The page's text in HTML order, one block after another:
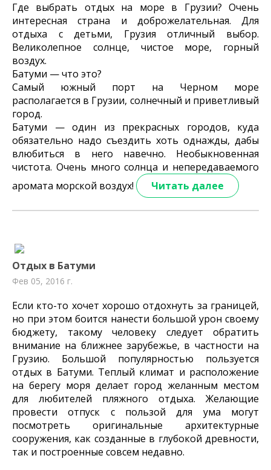
Где выбрать отдых на море в Грузии? Очень
интересная страна и доброжелательная. Для
отдыха с детьми, Грузия отличный выбор.
Великолепное солнце, чистое море, горный
воздух.
Батуми — что это?
Самый южный порт на Черном море
располагается в Грузии, солнечный и приветливый
город.
Батуми — один из прекрасных городов, куда
обязательно надо съездить хоть однажды, дабы
влюбиться в него навечно. Необыкновенная
чистота. Очень много солнца и непередаваемого
аромата морской воздух!
Читать далее
Отдых в Батуми
Фев 05, 2016 г.
Если кто-то хочет хорошо отдохнуть за границей,
но при этом боится нанести большой урон своему
бюджету, такому человеку следует обратить
внимание на ближнее зарубежье, в частности на
Грузию. Большой популярностью пользуется
отдых в Батуми. Теплый климат и расположение
на берегу моря делает город желанным местом
для любителей пляжного отдыха. Желающие
провести отпуск с пользой для ума могут
посмотреть оригинальные архитектурные
сооружения, как созданные в глубокой древности,
так и построенные совсем недавно.